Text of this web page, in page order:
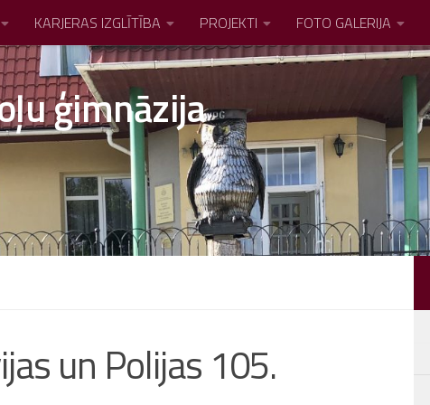
KARJERAS IZGLĪTĪBA PROJEKTI FOTO GALERIJA
ģimnāzija
un Polijas 105.